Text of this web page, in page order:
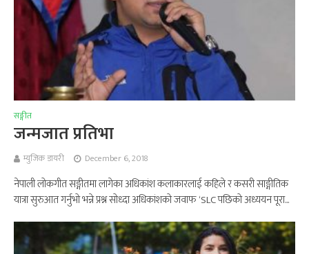
सङ्गीत
जन्मजात प्रतिभा
म्युजिक डायरी December 6, 2018
नेपाली लोकगीत सङ्गीतमा लागेका अधिकांश कलाकारलाई कहिले र कसरी साङ्गीतिक
यात्रा सुरुआत गर्नुभो भन्ने प्रश्न सोध्दा अधिकांशको जवाफ ‘SLC पछिको अध्ययन पूरा...